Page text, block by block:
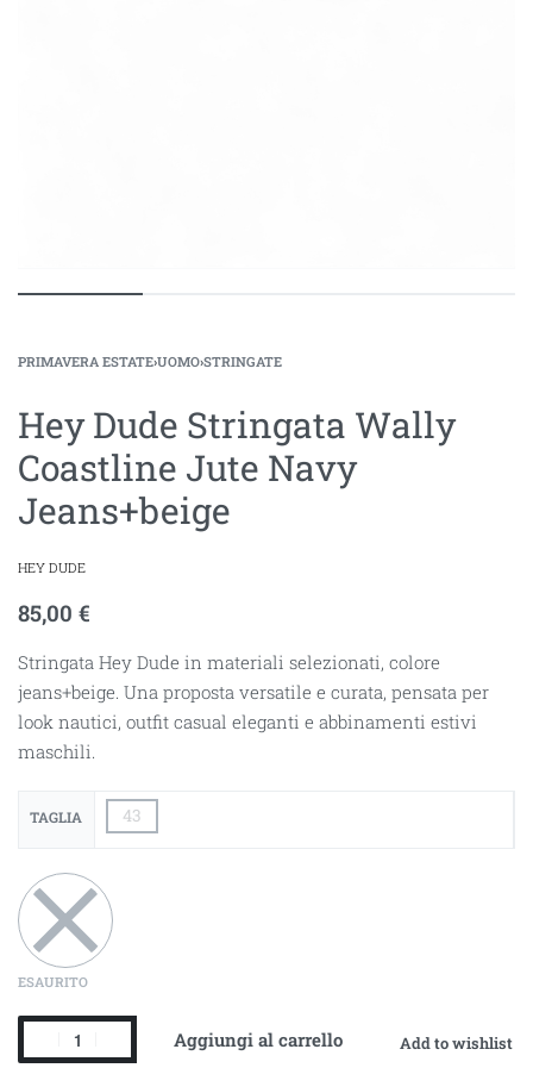
PRIMAVERA ESTATE›UOMO›STRINGATE
Hey Dude Stringata Wally
Coastline Jute Navy
Jeans+beige
HEY DUDE
85,00 €
Stringata Hey Dude in materiali selezionati, colore
jeans+beige. Una proposta versatile e curata, pensata per
look nautici, outfit casual eleganti e abbinamenti estivi
maschili.
TAGLIA 43
ESAURITO
Aggiungi al carrello Add to wishlist